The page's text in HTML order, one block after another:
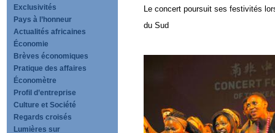
Exclusivités
Pays à l’honneur
Actualités africaines
Économie
Brèves économiques
Pratique des affaires
Économètre
Profil d’entreprise
Culture et Société
Regards croisés
Lumières sur
Le concert poursuit ses festivités
du Sud